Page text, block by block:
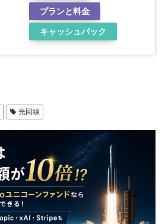
プランと料金
キャッシュバック
光回線